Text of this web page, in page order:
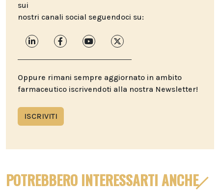
sui
nostri canali social seguendoci su:
Oppure rimani sempre aggiornato in ambito
farmaceutico iscrivendoti alla nostra Newsletter!
ISCRIVITI
POTREBBERO INTERESSARTI ANCHE